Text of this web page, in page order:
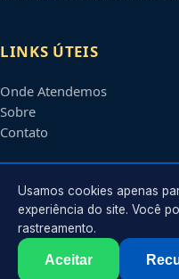
LINKS ÚTEIS
Onde Atendemos
Sobre
Contato
CONTATO
Atendimento em
2026 Campinas
Usamos cookies apenas
experiência do site. Você
rastreamento.
Aceitar